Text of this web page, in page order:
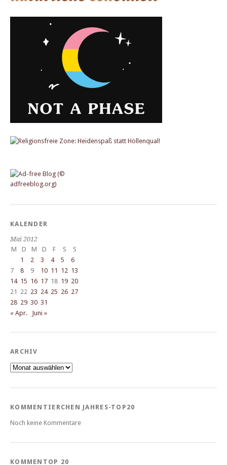
KALENDER
Mai 2012
M
D M D F S
S
1
2 3 4 5
6
7
8 9 10 11 12 13
14 15 16 17 18 19 20
21 22 23 24 25 26 27
28 29 30 31
« Apr.
Juni »
ARCHIV
Archiv
KOMMENTIERCHEN JAHRES-TOP20
Noch keine Kommentare
KOMMENTOP 20